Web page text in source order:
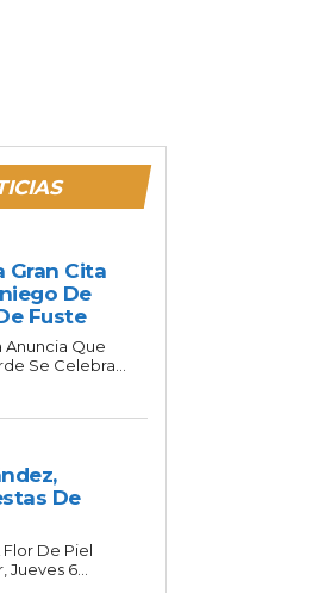
Gran Cita
De
Fuste
Anuncia Que
Se Celebra...
De
De Piel
6...